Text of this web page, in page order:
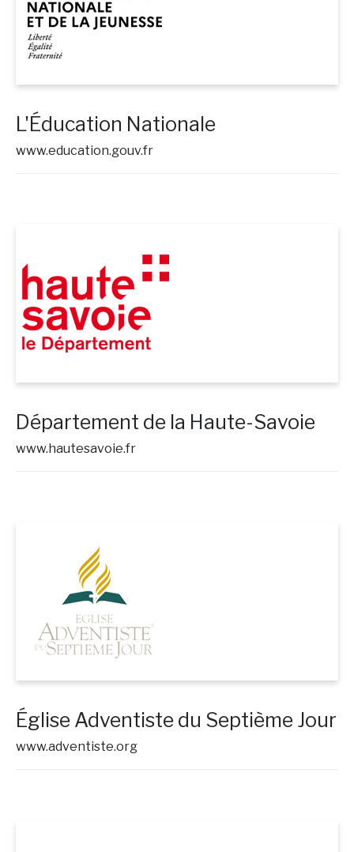
L'Éducation Nationale
www.education.gouv.fr
Département de la Haute-Savoie
www.hautesavoie.fr
Église Adventiste du Septième Jour
www.adventiste.org